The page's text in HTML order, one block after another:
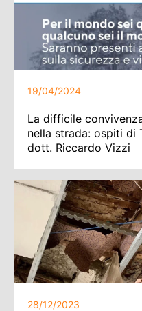
19/04/2024
La difficile
nella strada: ospiti di
dott. Riccardo Vizzi
28/12/2023